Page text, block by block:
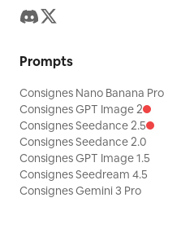
Prompts
Consignes Nano Banana Pro
Consignes GPT Image 2
Consignes Seedance 2.5
Consignes Seedance 2.0
Consignes GPT Image 1.5
Consignes Seedream 4.5
Consignes Gemini 3 Pro